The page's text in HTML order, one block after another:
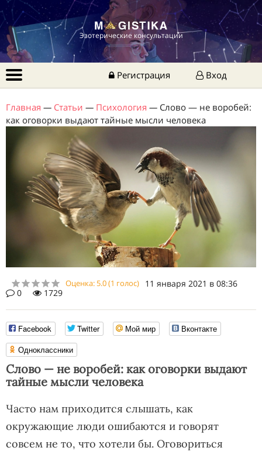
Эзотерические консультации
Регистрация Вход
Главная — Статьи — Психология — Слово — не воробей:
как оговорки выдают тайные мысли человека
Оценка:5.0(1 голос)
11 января 2021 в 08:36
0
1729
Facebook Twitter Мой мир
Вконтакте
Одноклассники
Слово — не воробей: как оговорки выдают
тайные мысли человека
Часто нам приходится слышать, как
окружающие люди ошибаются и говорят
совсем не то, что хотели бы. Оговориться